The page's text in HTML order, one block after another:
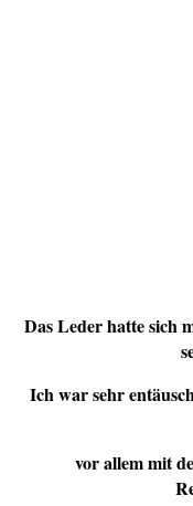
Das Leder hatte sich
Ich war sehr
vor allem mit